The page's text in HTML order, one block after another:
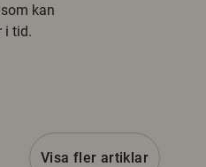
kan
i tid.
Visa fler artiklar